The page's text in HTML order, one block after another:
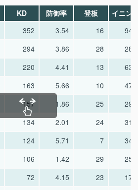
KD 防御率 登板
イニン
352 3.54 16
94.0
294 3.86 28
28.0
220 4.41 13
63.1
163 5.66 10
47.2
157 1.86 25
29.0
134 2.01 24
31.1
124 5.71 7
34.2
106 1.42 29
25.1
72 4.15 23
17.1